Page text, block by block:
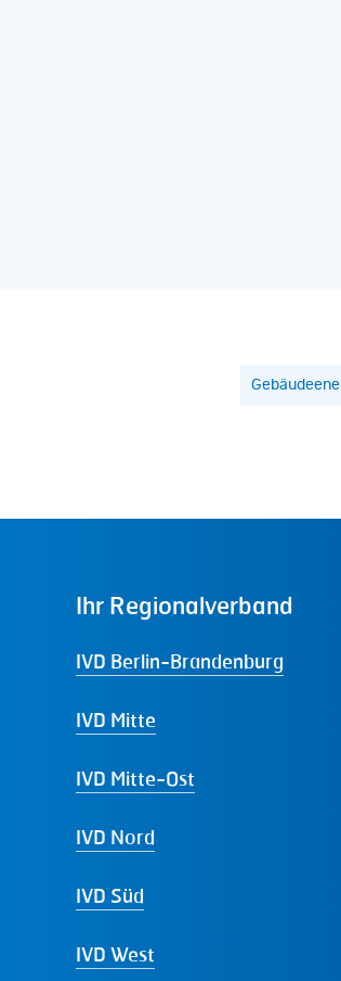
Ihr Regionalverband
IVD Berlin-Brandenburg
IVD Mitte
IVD Mitte-Ost
IVD Nord
IVD Süd
IVD West